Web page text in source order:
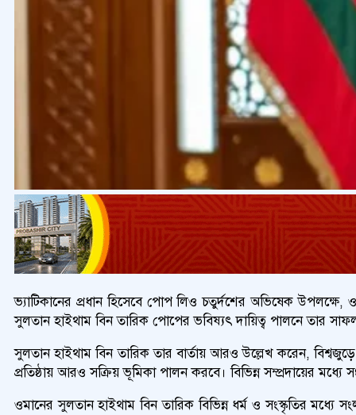
ভ্যাটিকানের প্রধান হিসেবে পোপ লিও চতুর্দশের অভিষেক উপলক্ষে,
সুলতান হাইথাম বিন তারিক পোপের ভবিষ্যৎ দায়িত্ব পালনে তার
সুলতান হাইথাম বিন তারিক তার বার্তায় আরও উল্লেখ করেন, বিশ্বজুড়ে
প্রতিষ্ঠায় আরও সক্রিয় ভূমিকা পালন করবে। বিভিন্ন সম্প্রদায়ের মধ্যে
ওমানের সুলতান হাইথাম বিন তারিক বিভিন্ন ধর্ম ও সংস্কৃতির মধ্যে